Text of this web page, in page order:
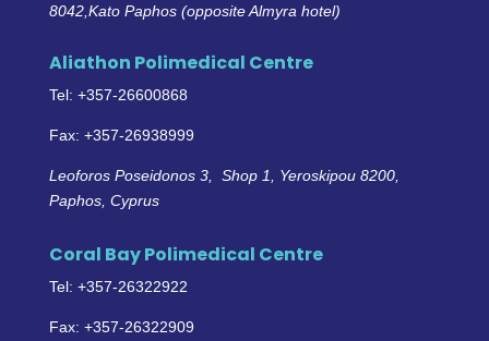
8042,Kato Paphos (opposite Almyra hotel)
Aliathon Polimedical Centre
Tel: +357-26600868
Fax: +357-26938999
Leoforos Poseidonos 3, Shop 1, Yeroskipou 8200,
Paphos, Cyprus
Coral Bay Polimedical Centre
Tel: +357-26322922
Fax: +357-26322909